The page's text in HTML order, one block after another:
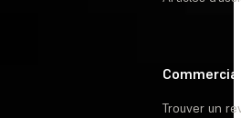
Commercial
Trouver un